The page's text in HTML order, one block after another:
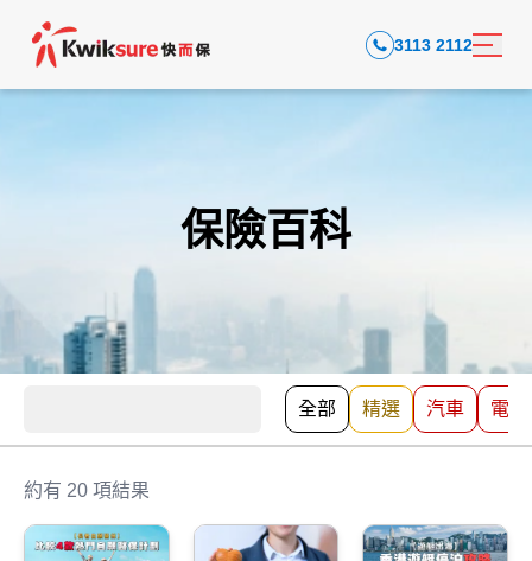
3113 2112
保險百科
全部 精選 汽車 電
約有 20 項結果